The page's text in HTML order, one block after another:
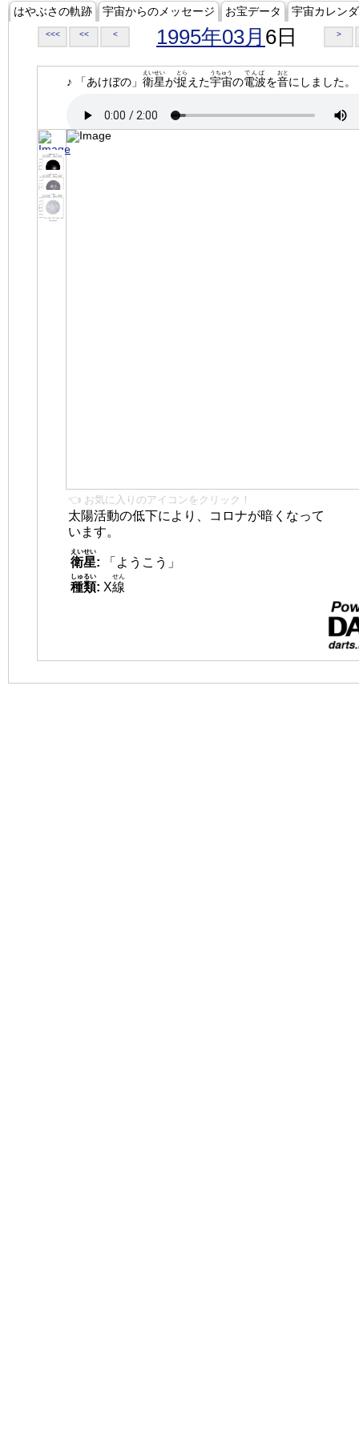
はやぶさの軌跡 宇宙からのメッセージ お宝データ 宇宙カレン
<<< << < 1995年03月 6日 >
♪ 「あけぼの」 衛星
えいせい
が捉
とら
えた宇宙
うちゅう
の電波
でんぱ
を音
おと
にしました。
👈 お気に入りのアイコンをクリック！
太陽活動の低下により、コロナが暗くなって
います。
衛星
えいせい
:
「ようこう」
種類
しゅるい
: X線
せん